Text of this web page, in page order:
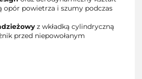
opór powietrza i szumy podczas
z wkładką cylindryczną
przed niepowołanym